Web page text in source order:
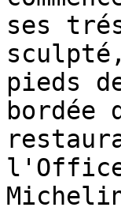
ses
pieds
bordée
l'Office